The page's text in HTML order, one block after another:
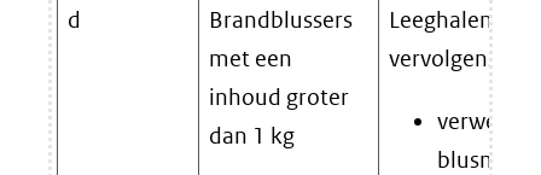
d
Brandblussers
met een
inhoud groter
dan 1 kg
Leeghalen
vervolgens: